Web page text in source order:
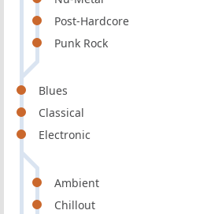
Post-Hardcore
Punk Rock
Blues
Classical
Electronic
Ambient
Chillout